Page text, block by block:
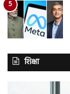
शिक्षा